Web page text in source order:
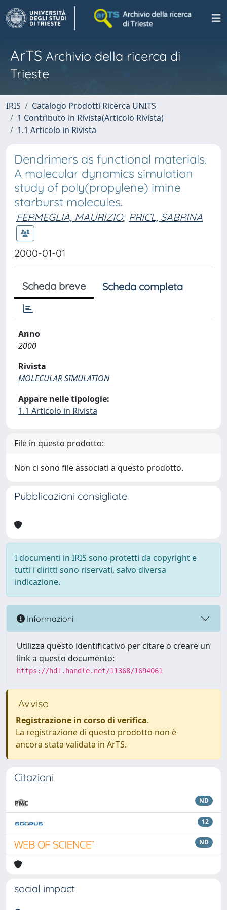
ArTS Archivio della ricerca di
Trieste
IRIS
Catalogo Prodotti Ricerca UNITS
1 Contributo in Rivista(Articolo Rivista)
1.1 Articolo in Rivista
Dendrimers as functional materials.
A molecular dynamics simulation
study of poly(propylene) imine
starburst molecules.
FERMEGLIA, MAURIZIO; PRICL, SABRINA
2000-01-01
Scheda breve Scheda completa
Anno
2000
Rivista
MOLECULAR SIMULATION
Appare nelle tipologie:
1.1 Articolo in Rivista
File in questo prodotto:
Non ci sono file associati a questo prodotto.
Pubblicazioni consigliate
I documenti in IRIS sono protetti da copyright e
tutti i diritti sono riservati, salvo diversa
indicazione.
Informazioni
Utilizza questo identificativo per citare o creare un
link a questo documento:
https://hdl.handle.net/11368/1694061
Avviso
Registrazione in corso di verifica.
La registrazione di questo prodotto non è
ancora stata validata in ArTS.
Citazioni
ND
12
ND
social impact